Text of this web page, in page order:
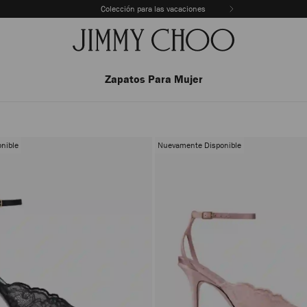
Colección para las vacaciones
Zapatos Para Mujer
Nuevamente Disponible